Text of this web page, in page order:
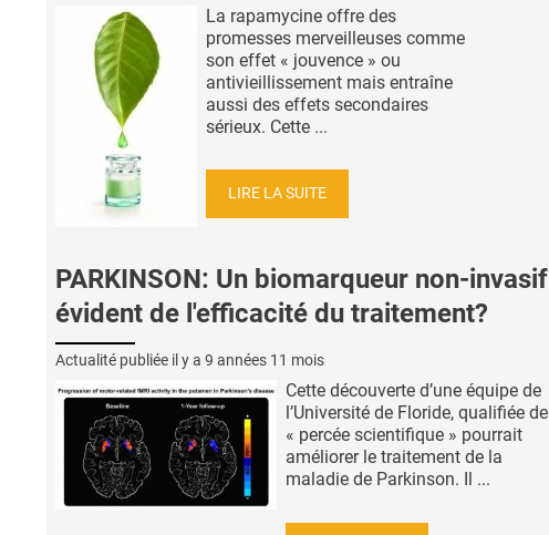
La rapamycine offre des
promesses merveilleuses comme
son effet « jouvence » ou
antivieillissement mais entraîne
aussi des effets secondaires
sérieux. Cette ...
LIRE LA SUITE
PARKINSON: Un biomarqueur non-invasif
évident de l'efficacité du traitement?
Actualité publiée il y a 9 années 11 mois
Cette découverte d’une équipe de
l’Université de Floride, qualifiée de
« percée scientifique » pourrait
améliorer le traitement de la
maladie de Parkinson. Il ...